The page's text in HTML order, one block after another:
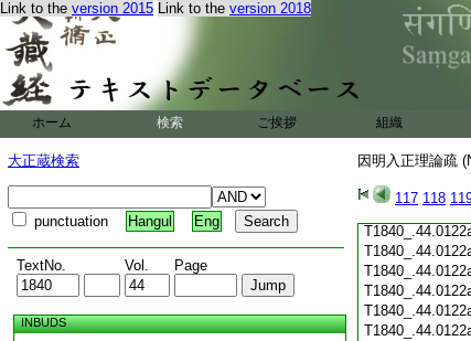
Link to the version 2015 Link to the version 2018
ホーム 検索 ご挨拶 組織
大正蔵検索
punctuation Hangul Eng
TextNo. Vol. Page
INBUDS
因明入正理論疏
117 118